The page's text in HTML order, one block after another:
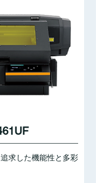
求した機能性と多彩